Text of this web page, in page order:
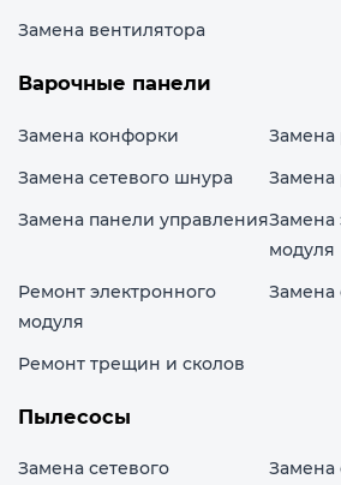
Замена вентилятора
Варочные панели
Замена конфорки
Замена
Замена сетевого шнура
Замена
Замена панели управленияЗамена
модуля
Ремонт электронного
модуля
Замена
Ремонт трещин и сколов
Пылесосы
Замена сетевого
Замена